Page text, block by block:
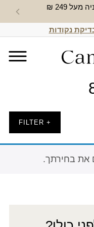
249 ₪ חדש
נקודות
+ FILTER
את בחירתך.